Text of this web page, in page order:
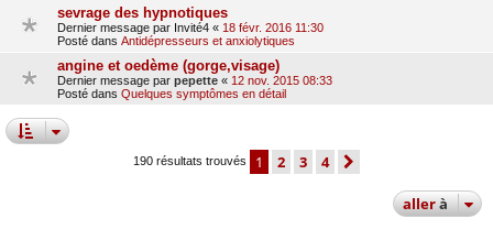
sevrage des hypnotiques
Dernier message par Invité4 « 18 févr. 2016 11:30
Posté dans Antidépresseurs et anxiolytiques
angine et oedème (gorge,visage)
Dernier message par pepette « 12 nov. 2015 08:33
Posté dans Quelques symptômes en détail
190 résultats trouvés 1 2 3 4
allerà